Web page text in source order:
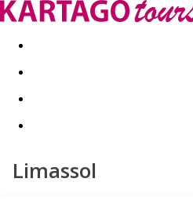
Last minute Dovolenkové kluby
Limassol